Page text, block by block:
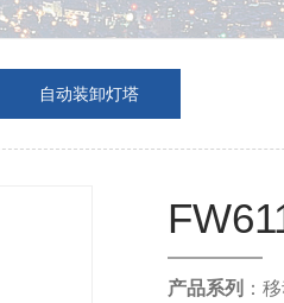
自动装卸灯塔
产品系列 ：